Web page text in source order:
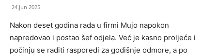
24.jun 2025
Nakon deset godina rada u firmi Mujo napokon
napredovao i postao šef odjela. Već je kasno proljeće i
počinju se raditi rasporedi za godišnje odmore, a po